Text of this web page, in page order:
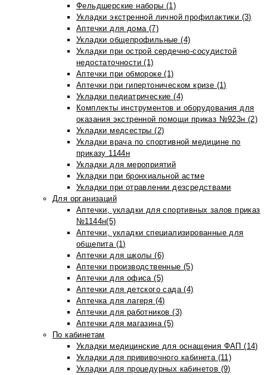
Фельдшерские наборы (1)
Укладки экстренной личной профилактики (3)
Аптечки для дома (7)
Укладки общепрофильные (4)
Укладки при острой сердечно-сосудистой
недостаточности (1)
Аптечки при обмороке (1)
Аптечки при гипертоническом кризе (1)
Укладки педиатрические (4)
Комплекты инструментов и оборудования для
оказания экстренной помощи приказ №923н (2)
Укладки медсестры (2)
Укладки врача по спортивной медицине по
приказу 1144н
Укладки для мероприятий
Укладки при бронхиальной астме
Укладки при отравлении дезсредствами
Для организаций
Аптечки, укладки для спортивных залов приказ
№1144н(5)
Аптечки, укладки специализированные для
общепита (1)
Аптечки для школы (6)
Аптечки производственные (5)
Аптечки для офиса (5)
Аптечки для детского сада (4)
Аптечка для лагеря (4)
Аптечки для работников (3)
Аптечки для магазина (5)
По кабинетам
Укладки медицинские для оснащения ФАП (14)
Укладки для прививочного кабинета (11)
Укладки для процедурных кабинетов (9)